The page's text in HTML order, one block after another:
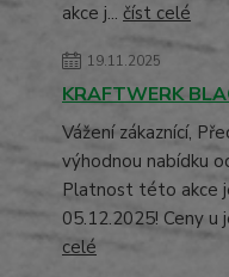
akce j... číst celé
19.11.2025
KRAFTWERK
Vážení zákaznící,
výhodnou nabídku
Platnost této akce
05.12.2025! Ceny u
celé